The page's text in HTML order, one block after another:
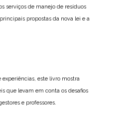
serviços de manejo de resíduos
propostas da nova lei e a
este livro mostra
que levam em conta os desafios
e professores.